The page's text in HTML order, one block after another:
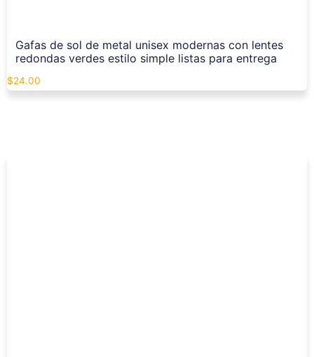
Gafas de sol de metal unisex modernas con lentes
redondas verdes estilo simple listas para entrega
$24.00